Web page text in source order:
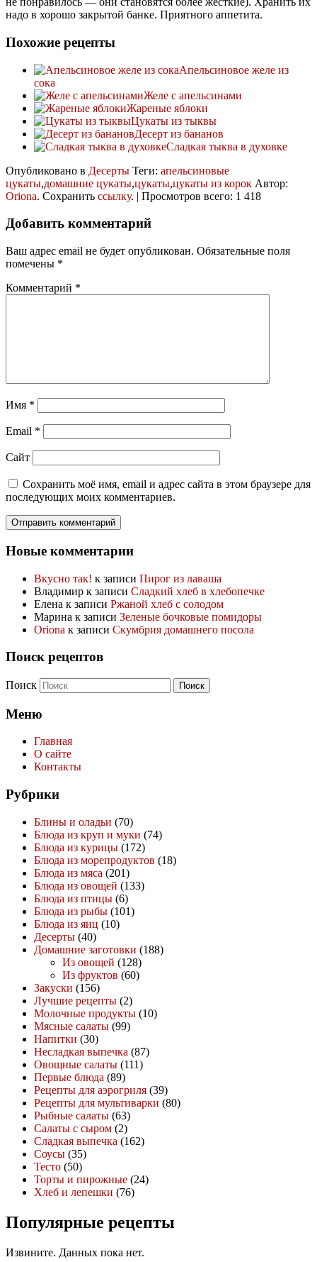
надо в хорошо закрытой банке. Приятного аппетита.
Похожие рецепты
Апельсиновое желе из
сока
Желе с апельсинами
Жареные яблоки
Цукаты из тыквы
Десерт из бананов
Сладкая тыква в духовке
Опубликовано в Десерты Теги: апельсиновые
цукаты,домашние цукаты,цукаты,цукаты из корок Автор:
Oriona. Сохранить ссылку. | Просмотров всего: 1 418
Добавить комментарий
Ваш адрес email не будет опубликован. Обязательные поля
помечены *
Комментарий *
Имя *
Email *
Сайт
Сохранить моё имя, email и адрес сайта в этом браузере для
последующих моих комментариев.
Новые комментарии
Вкусно так! к записи Пирог из лаваша
Владимир к записи Сладкий хлеб в хлебопечке
Елена к записи Ржаной хлеб с солодом
Марина к записи Зеленые бочковые помидоры
Oriona к записи Скумбрия домашнего посола
Поиск рецептов
Поиск
Меню
Главная
О сайте
Контакты
Рубрики
Блины и оладьи (70)
Блюда из круп и муки (74)
Блюда из курицы (172)
Блюда из морепродуктов (18)
Блюда из мяса (201)
Блюда из овощей (133)
Блюда из птицы (6)
Блюда из рыбы (101)
Блюда из яиц (10)
Десерты (40)
Домашние заготовки (188)
Из овощей (128)
Из фруктов (60)
Закуски (156)
Лучшие рецепты (2)
Молочные продукты (10)
Мясные салаты (99)
Напитки (30)
Несладкая выпечка (87)
Овощные салаты (111)
Первые блюда (89)
Рецепты для аэрогриля (39)
Рецепты для мультиварки (80)
Рыбные салаты (63)
Салаты с сыром (2)
Сладкая выпечка (162)
Соусы (35)
Тесто (50)
Торты и пирожные (24)
Хлеб и лепешки (76)
Популярные рецепты
Извините. Данных пока нет.